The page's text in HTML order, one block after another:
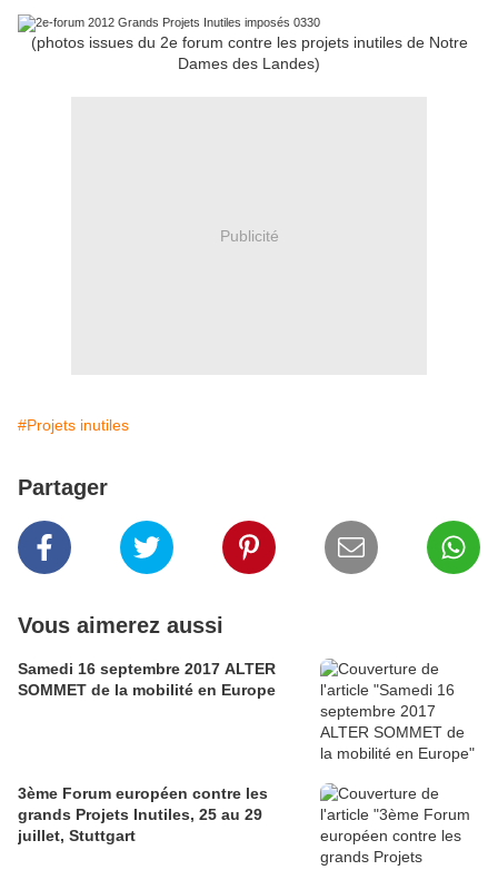
(photos issues du 2e forum contre les projets inutiles de Notre
Dames des Landes)
Publicité
#Projets inutiles
Partager
Vous aimerez aussi
Samedi 16 septembre 2017 ALTER
SOMMET de la mobilité en Europe
3ème Forum européen contre les
grands Projets Inutiles, 25 au 29
juillet, Stuttgart